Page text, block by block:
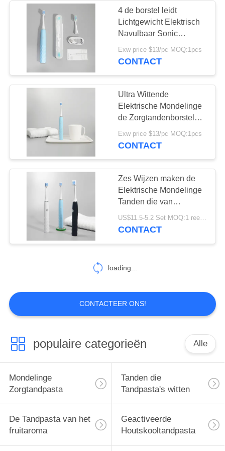
Te kauwen
Tandpastatablet
28
Tanden die
Tabletten witten
42
Mondelinge
25
Mondelinge
Zorgtandenborstels
88
4 de borstel leidt
Lichtgewicht Elektrisch
Navulbaar Sonic
Toothbrush With Smart
Timer
Exw price $13/pc MOQ:1pcs
CONTACT
Ultra Wittende
Elektrische Mondelinge
de Zorgtandenborstels
IPX7 van Sonic 0.7W
voor Reis
Exw price $13/pc MOQ:1pcs
CONTACT
Zes Wijzen maken de
Elektrische Mondelinge
Tanden die van
Zorgtandenborstels FCC
witten waterdicht
US$11.5-5.2 Set MOQ:1 reeks
CONTACT
loading...
CONTACTEER ONS!
populaire categorieën Alle
Mondelinge
Zorgtandpasta
Tanden die
Tandpasta's witten
De Tandpasta van het
fruitaroma
Geactiveerde
Houtskooltandpasta